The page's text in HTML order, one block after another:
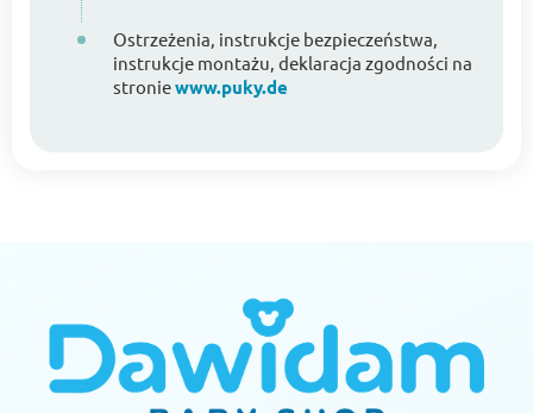
Ostrzeżenia, instrukcje bezpieczeństwa,
instrukcje montażu, deklaracja zgodności na
stroniewww.puky.de